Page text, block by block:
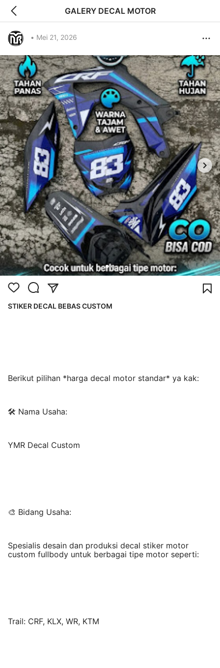
GALERY DECAL MOTOR
• Mei 21, 2026
STIKER DECAL BEBAS CUSTOM
Berikut pilihan *harga decal motor standar* ya kak:
🛠️ Nama Usaha:
YMR Decal Custom
🎨 Bidang Usaha:
Spesialis desain dan produksi decal stiker motor
custom fullbody untuk berbagai tipe motor seperti:
Trail: CRF, KLX, WR, KTM